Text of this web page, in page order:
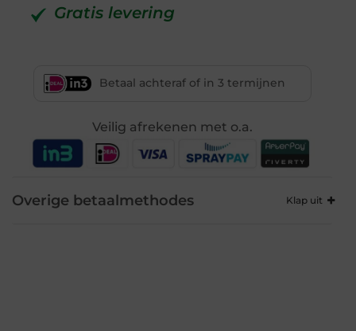
Gratis levering
Betaal achteraf of in 3 termijnen
Veilig afrekenen met o.a.
Overige betaalmethodes